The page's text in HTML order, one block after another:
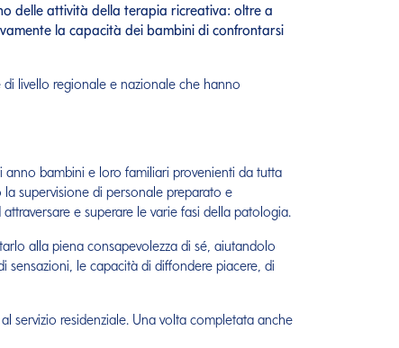
delle attività della terapia ricreativa: oltre a
la capacità dei bambini di confrontarsi
di livello regionale e nazionale che hanno
bambini e loro familiari provenienti da tutta
supervisione di personale preparato e
e superare le varie fasi della patologia.
alla piena consapevolezza di sé, aiutandolo
le capacità di diffondere piacere, di
servizio residenziale. Una volta completata anche